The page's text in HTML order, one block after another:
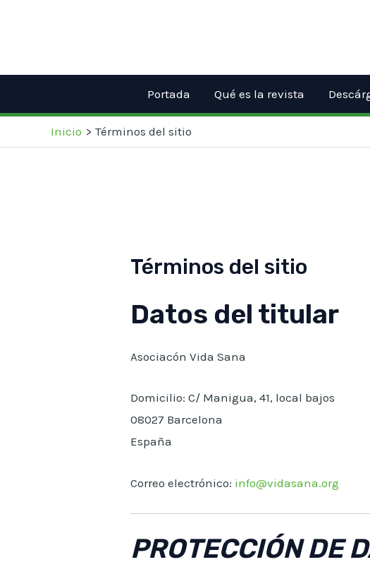
Portada Qué es la revista
Inicio Términos del sitio
Términos del sitio
Datos del titular
Asociacón Vida Sana
Domicilio: C/ Manigua, 41, local bajos
08027 Barcelona
España
Correo electrónico: info@vidasana.org
PROTECCIÓN DE